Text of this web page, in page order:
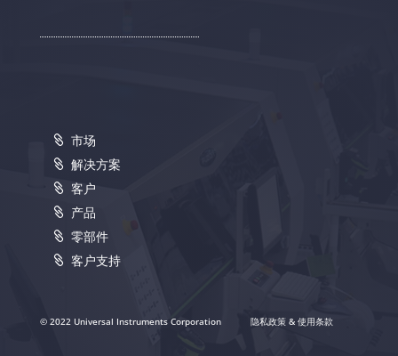
市场
解决方案
客户
产品
零部件
客户支持
© 2022 Universal Instruments Corporation 隐私政策 & 使用条款